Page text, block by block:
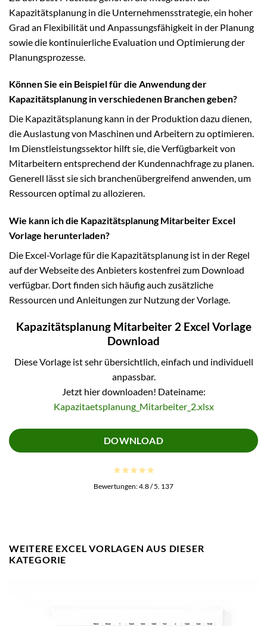
Kapazitätsplanung in die Unternehmensstrategie, ein hoher
Grad an Flexibilität und Anpassungsfähigkeit in der Planung
sowie die kontinuierliche Evaluation und Optimierung der
Planungsprozesse.
Können Sie ein Beispiel für die Anwendung der
Kapazitätsplanung in verschiedenen Branchen geben?
Die Kapazitätsplanung kann in der Produktion dazu dienen,
die Auslastung von Maschinen und Arbeitern zu optimieren.
Im Dienstleistungssektor hilft sie, die Verfügbarkeit von
Mitarbeitern entsprechend der Kundennachfrage zu planen.
Generell lässt sie sich branchenübergreifend anwenden, um
Ressourcen optimal zu allozieren.
Wie kann ich die Kapazitätsplanung Mitarbeiter Excel
Vorlage herunterladen?
Die Excel-Vorlage für die Kapazitätsplanung ist in der Regel
auf der Webseite des Anbieters kostenfrei zum Download
verfügbar. Dort finden sich häufig auch zusätzliche
Ressourcen und Anleitungen zur Nutzung der Vorlage.
Kapazitätsplanung Mitarbeiter 2 Excel Vorlage
Download
Diese Vorlage ist sehr übersichtlich, einfach und individuell
anpassbar.
Jetzt hier downloaden! Dateiname:
Kapazitaetsplanung_Mitarbeiter_2.xlsx
DOWNLOAD
Bewertungen:4.8/ 5. 137
WEITERE EXCEL VORLAGEN AUS DIESER
KATEGORIE